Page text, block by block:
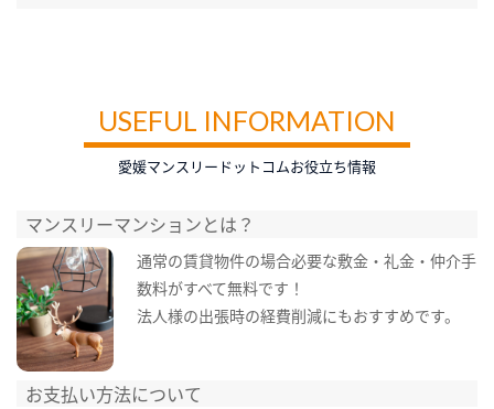
USEFUL INFORMATION
愛媛マンスリードットコムお役立ち情報
マンスリーマンションとは？
通常の賃貸物件の場合必要な敷金・礼金・仲介手
数料がすべて無料です！
法人様の出張時の経費削減にもおすすめです。
お支払い方法について